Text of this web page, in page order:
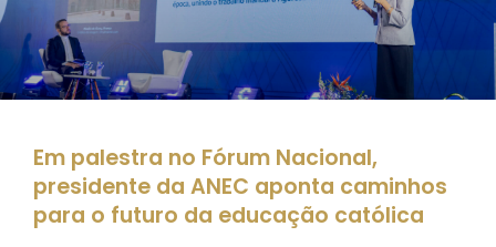
Em palestra no Fórum Nacional,
presidente da ANEC aponta caminhos
para o futuro da educação católica